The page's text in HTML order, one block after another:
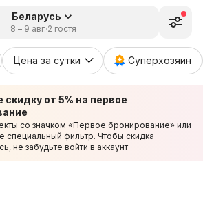
Беларусь
8 – 9 авг. 2 гостя
Цена за сутки Суперхозяин
скидку от 5% на первое
со значком «Первое бронирование» или
специальный фильтр. Чтобы скидка
не забудьте войти в аккаунт